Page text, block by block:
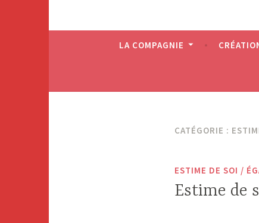
LA COMPAGNIE
CATÉGORIE :
ESTIME DE SOI /
Estime de